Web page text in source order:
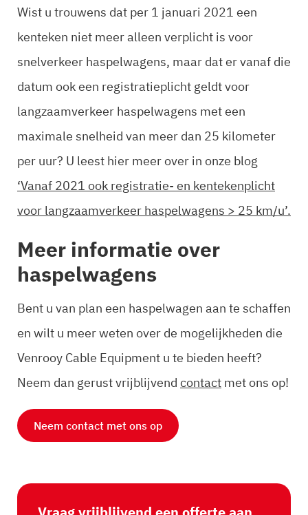
Wist u trouwens dat per 1 januari 2021 een
kenteken niet meer alleen verplicht is voor
snelverkeer haspelwagens, maar dat er vanaf die
datum ook een registratieplicht geldt voor
langzaamverkeer haspelwagens met een
maximale snelheid van meer dan 25 kilometer
per uur? U leest hier meer over in onze blog
‘Vanaf 2021 ook registratie- en kentekenplicht
voor langzaamverkeer haspelwagens > 25 km/u’.
Meer informatie over
haspelwagens
Bent u van plan een haspelwagen aan te schaffen
en wilt u meer weten over de mogelijkheden die
Venrooy Cable Equipment u te bieden heeft?
Neem dan gerust vrijblijvend contact met ons op!
Neem contact met ons op